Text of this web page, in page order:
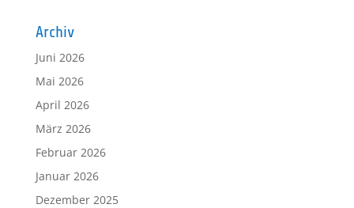
Archiv
Juni 2026
Mai 2026
April 2026
März 2026
Februar 2026
Januar 2026
Dezember 2025